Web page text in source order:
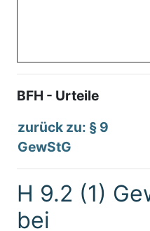
BFH - Urteile
zurück zu: § 9
GewStG
H 9.2 (1)
bei